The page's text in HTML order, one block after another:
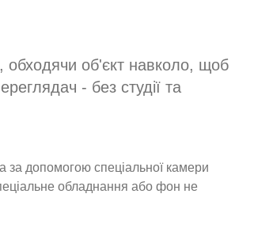
обходячи об'єкт навколо, щоб
- без студії та
за допомогою спеціальної камери
обладнання або фон не